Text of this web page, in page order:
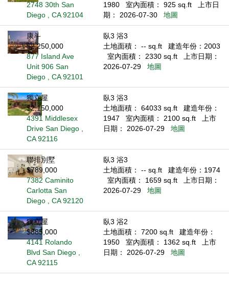
2748 30th San
Diego , CA 92104
1980
室內面積： 925 sq.ft
上市日
期： 2026-07-30
地圖
康斗
$2,250,000
877 Island Ave
Unit 906 San
Diego , CA 92101
臥3 浴3
土地面積： -- sq.ft
建造年份：2003
室內面積： 2330 sq.ft
上市日期：
2026-07-29
地圖
獨立屋
$2,150,000
4391 Middlesex
Drive San Diego ,
CA 92116
臥3 浴3
土地面積： 64033 sq.ft
建造年份：
1947
室內面積： 2100 sq.ft
上市
日期： 2026-07-29
地圖
聯排別墅
$789,000
7382 Caminito
Carlotta San
Diego , CA 92120
臥3 浴3
土地面積： -- sq.ft
建造年份：1974
室內面積： 1659 sq.ft
上市日期：
2026-07-29
地圖
獨立屋
$885,000
4141 Rolando
Blvd San Diego ,
CA 92115
臥3 浴2
土地面積： 7200 sq.ft
建造年份：
1950
室內面積： 1362 sq.ft
上市
日期： 2026-07-29
地圖